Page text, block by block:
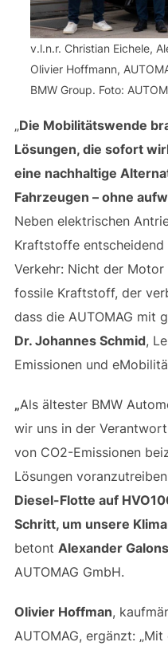
v.l.n.r. Christian Eichele,
Olivier Hoffmann,
BMW Group. Foto:
„Die Mobilitätswende
Lösungen, die sofort
eine nachhaltige
Fahrzeugen – ohne
Neben elektrischen
Kraftstoffe entscheidend
Verkehr: Nicht der
fossile Kraftstoff, der
dass die AUTOMAG mit
Dr. Johannes Schmid,
Emissionen und
„Als ältester BMW
wir uns in der
von CO2-Emissionen
Lösungen
Diesel-Flotte auf
Schritt, um unsere
betont Alexander
AUTOMAG GmbH.
Olivier Hoffman,
AUTOMAG, ergänzt: